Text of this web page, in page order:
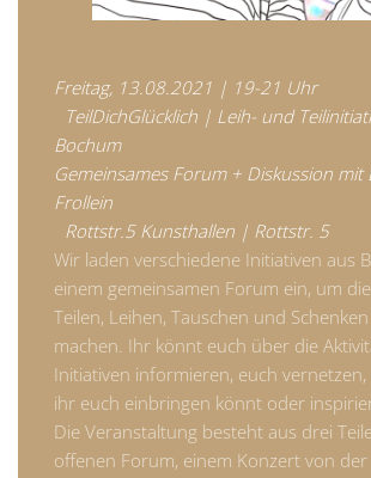
Freitag, 13.08.2021 | 19-21 Uhr
TeilDichGlücklich | Leih- und
Bochum
Gemeinsames Forum + Diskussion mit
Frollein
Rottstr.5 Kunsthallen | Rottstr. 5
Wir laden verschiedene Initiativen aus
einem gemeinsamen Forum ein, um
Teilen, Leihen, Tauschen und
machen. Ihr könnt euch über die
Initiativen informieren, euch
ihr euch einbringen könnt oder
Die Veranstaltung besteht aus drei
offenen Forum, einem Konzert von der